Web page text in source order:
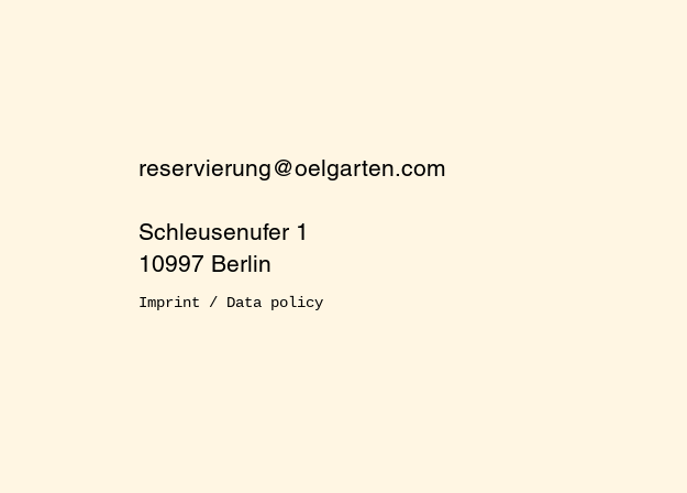
reservierung@oelgarten.com
Schleusenufer 1
10997 Berlin
Imprint / Data policy